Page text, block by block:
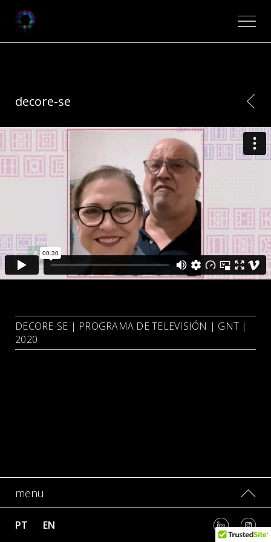
menu
decore-se
DECORE-SE | PROGRAMA DE TELEVISIÓN | GNT |
2020
PT EN